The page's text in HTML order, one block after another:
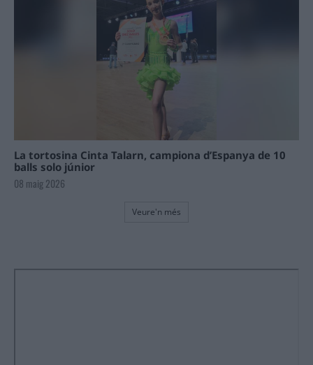
La tortosina Cinta Talarn, campiona d’Espanya de 10
balls solo júnior
08 maig 2026
Veure'n més